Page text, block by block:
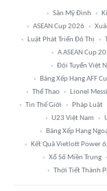
Sân Mỹ Đình
ASEAN Cup 2026
Luật Phát Triển Đô Thị
A ASEAN Cup
Đội Tuyển Việt
Bảng Xếp Hạng AFF
Thể Thao
Lionel Messi
Tin Thế Giới
Pháp Luật
U23 Việt Nam
Bảng Xếp Hạng
Kết Quả Vietlott Power
Xổ Số Miền Trung
Thời Tiết Thành